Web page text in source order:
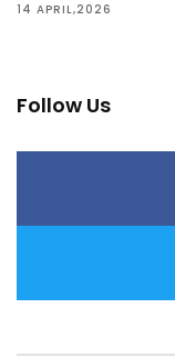
14 APRIL,2026
Follow Us